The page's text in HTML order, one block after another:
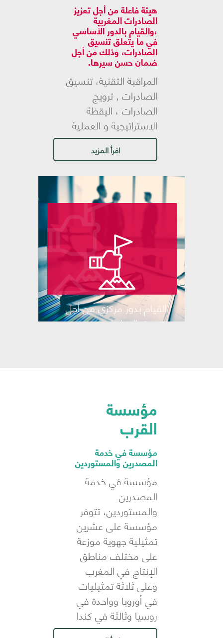
هيئة فاعلة من أجل تعزيز
الصادرات المغربية
،والقيام بالدور الأساسي
في ما يتعلق تنسيق
الصادرات، وذلك من أجل
ضمان حسن سيرها.
المراقبة التقنية، تنسيق
الصادرات , ترويج
الصادرات ، اليقظة
الاستراتيجية و العملية
اقرأ المزيد
القيام بدور مركزي من أجل
تنسيق الصادرات
مؤسسة
القرب
مؤسسة في خدمة
المصدرين والمستوردين
مؤسسة في خدمة
المصدرين
والمستوردين، تتوفر
مؤسسة على عشرين
تمثيلية جهوية موزعة
على مختلف مناطق
الإنتاج في المغرب
وعلى ثلاثة تمثيليات
في أوروبا وواحدة في
روسيا وثالثة في كندا